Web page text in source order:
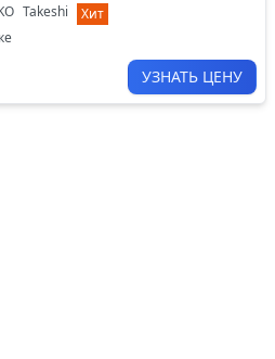
Takeshi
Хит
УЗНАТЬ ЦЕНУ